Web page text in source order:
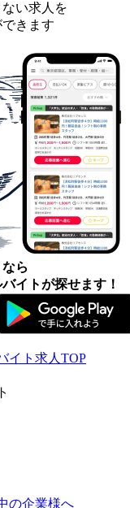
い求人を
きます
ら
イトが探せます！
イト求人TOP
の企業様へ